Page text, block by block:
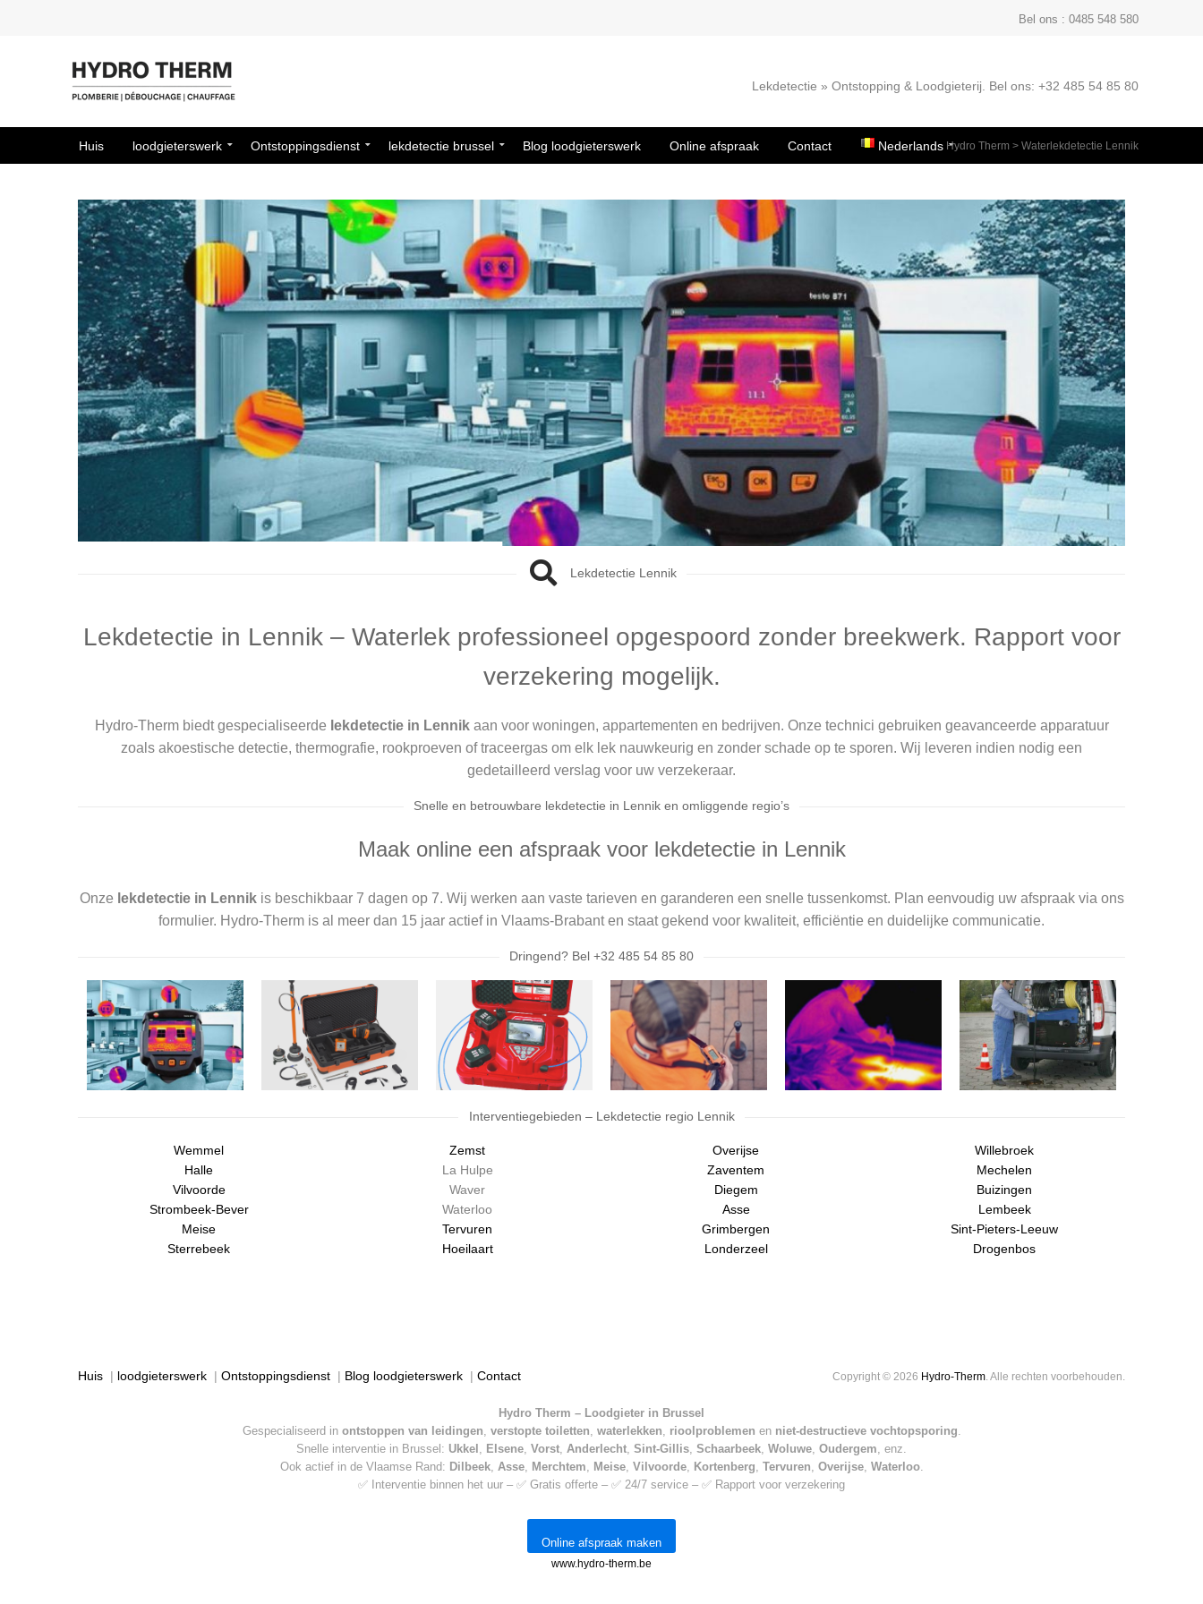
Bel ons : 0485 548 580
Lekdetectie » Ontstopping & Loodgieterij. Bel ons: +32 485 54 85 80
Hydro Therm > Waterlekdetectie Lennik
Huis loodgieterswerk Ontstoppingsdienst lekdetectie brussel Blog loodgieterswerk Online afspraak Contact Nederlands
Lekdetectie Lennik
Lekdetectie in Lennik – Waterlek professioneel opgespoord zonder breekwerk. Rapport voor
verzekering mogelijk.
Hydro-Therm biedt gespecialiseerde lekdetectie in Lennikaan voor woningen, appartementen en bedrijven. Onze technici gebruiken geavanceerde apparatuur
zoals akoestische detectie, thermografie, rookproeven of traceergas om elk lek nauwkeurig en zonder schade op te sporen. Wij leveren indien nodig een
gedetailleerd verslag voor uw verzekeraar.
Snelle en betrouwbare lekdetectie in Lennik en omliggende regio’s
Maak online een afspraak voor lekdetectie in Lennik
Onze lekdetectie in Lennikis beschikbaar 7 dagen op 7. Wij werken aan vaste tarieven en garanderen een snelle tussenkomst. Plan eenvoudig uw afspraak via ons
formulier. Hydro-Therm is al meer dan 15 jaar actief in Vlaams-Brabant en staat gekend voor kwaliteit, efficiëntie en duidelijke communicatie.
Dringend? Bel +32 485 54 85 80
Interventiegebieden – Lekdetectie regio Lennik
Wemmel
Halle
Vilvoorde
Strombeek-Bever
Meise
Sterrebeek
Zemst
La Hulpe
Waver
Waterloo
Tervuren
Hoeilaart
Overijse
Zaventem
Diegem
Asse
Grimbergen
Londerzeel
Willebroek
Mechelen
Buizingen
Lembeek
Sint-Pieters-Leeuw
Drogenbos
Huis | loodgieterswerk | Ontstoppingsdienst | Blog loodgieterswerk | Contact Copyright © 2026 Hydro-Therm. Alle rechten voorbehouden.
Hydro Therm – Loodgieter in Brussel
Gespecialiseerd in ontstoppen van leidingen, verstopte toiletten, waterlekken, rioolproblemen en niet-destructieve vochtopsporing.
Snelle interventie in Brussel: Ukkel , Elsene, Vorst, Anderlecht, Sint-Gillis, Schaarbeek, Woluwe, Oudergem, enz.
Ook actief in de Vlaamse Rand: Dilbeek, Asse, Merchtem, Meise, Vilvoorde, Kortenberg, Tervuren, Overijse, Waterloo.
✅ Interventie binnen het uur – ✅ Gratis offerte – ✅ 24/7 service – ✅ Rapport voor verzekering
Online afspraak maken
www.hydro-therm.be